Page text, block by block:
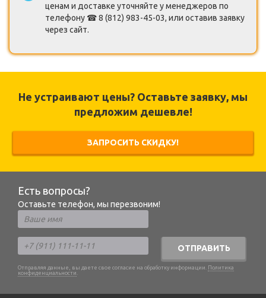
ценам и доставке уточняйте у менеджеров по
телефону ☎ 8 (812) 983-45-03, или оставив заявку
через сайт.
Не устраивают цены? Оставьте заявку, мы
предложим дешевле!
ЗАПРОСИТЬ СКИДКУ!
Есть вопросы?
Оставьте телефон, мы перезвоним!
ОТПРАВИТЬ
Отправляя данные, вы даете свое согласие на обработку информации. Политика
конфиденциальности .